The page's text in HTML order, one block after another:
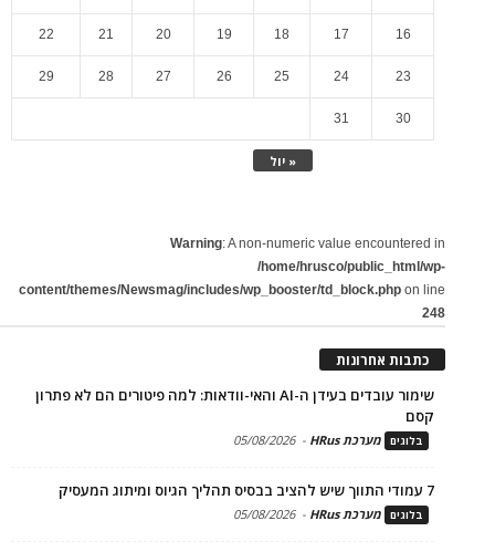
« יול
16
17
18
19
20
21
22
23
24
25
26
27
28
29
30
31
Warning: A non-numeric value encountered in
/home/hrusco/public_html/wp-
content/themes/Newsmag/includes/wp_booster/td_block.php on line
248
כתבות אחרונות
שימור עובדים בעידן ה-AI והאי-וודאות: למה פיטורים הם לא פתרון
קסם
בלוגים מערכת HRus -
05/08/2026
7 עמודי התווך שיש להציב בבסיס תהליך הגיוס ומיתוג המעסיק
בלוגים מערכת HRus -
05/08/2026